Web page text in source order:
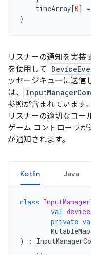
timeArray[0] =
}
リスナーの通知を実装
を使用して
ッセージキューに送信
は、
参照が含まれています。
リスナーの適切なコー
ゲーム コントローラ
が通知されます。
Kotlin Java
class
val
private
)
:
...